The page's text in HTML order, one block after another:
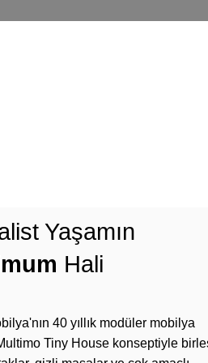
Yaşamın
Hali
40 yıllık modüler mobilya
Tiny House konseptiyle